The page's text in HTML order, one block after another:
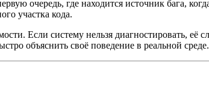
очередь, где находится источник бага,
участка кода.
Если систему нельзя диагностировать, её
объяснить своё поведение в реальной среде.